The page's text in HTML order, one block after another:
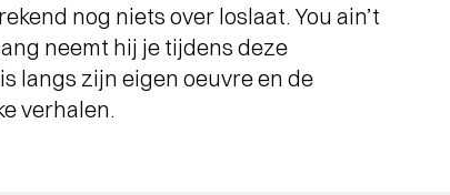
nog niets over loslaat. You ain’t
neemt hij je tijdens deze
langs zijn eigen oeuvre en de
verhalen.